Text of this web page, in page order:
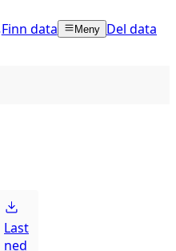
Finn data Meny Del data
Last
ned